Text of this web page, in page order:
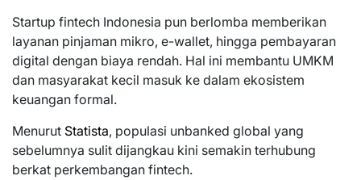
Startup fintech Indonesia pun berlomba memberikan
layanan pinjaman mikro, e-wallet, hingga pembayaran
digital dengan biaya rendah. Hal ini membantu UMKM
dan masyarakat kecil masuk ke dalam ekosistem
keuangan formal.
Menurut Statista, populasi unbanked global yang
sebelumnya sulit dijangkau kini semakin terhubung
berkat perkembangan fintech.